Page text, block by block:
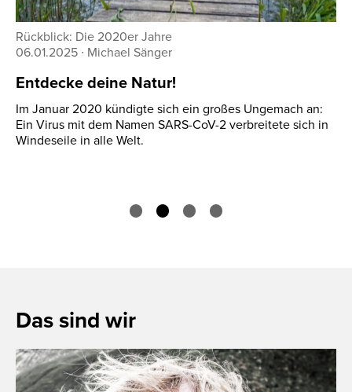
Ausrüstung in den 2010ern – Lauf durch die
Normalität
Rückblick: Die 2010er Jahre
21.12.2024∙ Ralf Stefan Beppler
Das Jahrzehnt zwischen 2010 und 2019 steht unter dem
Stern der gesellschaftlichen Normalität – und allem, was
Das sind wir